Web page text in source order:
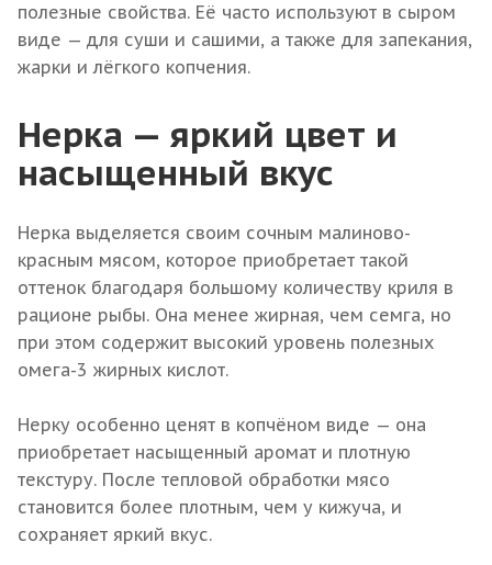
полезные свойства. Её часто используют в сыром
виде — для суши и сашими, а также для запекания,
жарки и лёгкого копчения.
Нерка — яркий цвет и
насыщенный вкус
Нерка выделяется своим сочным малиново-
красным мясом, которое приобретает такой
оттенок благодаря большому количеству криля в
рационе рыбы. Она менее жирная, чем семга, но
при этом содержит высокий уровень полезных
омега-3 жирных кислот.
Нерку особенно ценят в копчёном виде — она
приобретает насыщенный аромат и плотную
текстуру. После тепловой обработки мясо
становится более плотным, чем у кижуча, и
сохраняет яркий вкус.